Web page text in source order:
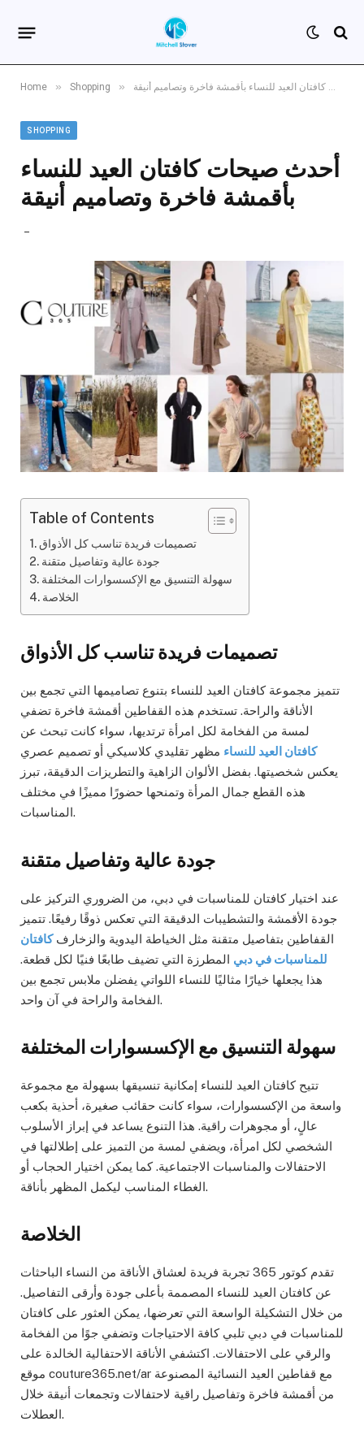
Home » Shopping » أحدث صيحات كافتان العيد للنساء بأقمشة فاخرة وتصاميم أنيقة
SHOPPING
أحدث صيحات كافتان العيد للنساء
بأقمشة فاخرة وتصاميم أنيقة
Table of Contents
تصميمات فريدة تناسب كل الأذواق
جودة عالية وتفاصيل متقنة
سهولة التنسيق مع الإكسسوارات المختلفة
الخلاصة
تصميمات فريدة تناسب كل الأذواق
تتميز مجموعة كافتان العيد للنساء بتنوع تصاميمها التي تجمع بين
الأناقة والراحة. تستخدم هذه القفاطين أقمشة فاخرة تضفي
لمسة من الفخامة لكل امرأة ترتديها، سواء كانت تبحث عن
كافتان العيد للنساء مظهر تقليدي كلاسيكي أو تصميم عصري
يعكس شخصيتها. بفضل الألوان الزاهية والتطريزات الدقيقة، تبرز
هذه القطع جمال المرأة وتمنحها حضورًا مميزًا في مختلف
المناسبات.
جودة عالية وتفاصيل متقنة
عند اختيار كافتان للمناسبات في دبي، من الضروري التركيز على
جودة الأقمشة والتشطيبات الدقيقة التي تعكس ذوقًا رفيعًا. تتميز
القفاطين بتفاصيل متقنة مثل الخياطة اليدوية والزخارفكافتان
للمناسبات في دبي المطرزة التي تضيف طابعًا فنيًا لكل قطعة.
هذا يجعلها خيارًا مثاليًا للنساء اللواتي يفضلن ملابس تجمع بين
الفخامة والراحة في آن واحد.
سهولة التنسيق مع الإكسسوارات المختلفة
تتيح كافتان العيد للنساء إمكانية تنسيقها بسهولة مع مجموعة
واسعة من الإكسسوارات، سواء كانت حقائب صغيرة، أحذية بكعب
عالٍ، أو مجوهرات راقية. هذا التنوع يساعد في إبراز الأسلوب
الشخصي لكل امرأة، ويضفي لمسة من التميز على إطلالتها في
الاحتفالات والمناسبات الاجتماعية. كما يمكن اختيار الحجاب أو
الغطاء المناسب ليكمل المظهر بأناقة.
الخلاصة
تقدم كوتور 365 تجربة فريدة لعشاق الأناقة من النساء الباحثات
عن كافتان العيد للنساء المصممة بأعلى جودة وأرقى التفاصيل.
من خلال التشكيلة الواسعة التي تعرضها، يمكن العثور على كافتان
للمناسبات في دبي تلبي كافة الاحتياجات وتضفي جوًا من الفخامة
والرقي على الاحتفالات. اكتشفي الأناقة الاحتفالية الخالدة على
موقع couture365.net/ar مع قفاطين العيد النسائية المصنوعة
من أقمشة فاخرة وتفاصيل راقية لاحتفالات وتجمعات أنيقة خلال
العطلات.